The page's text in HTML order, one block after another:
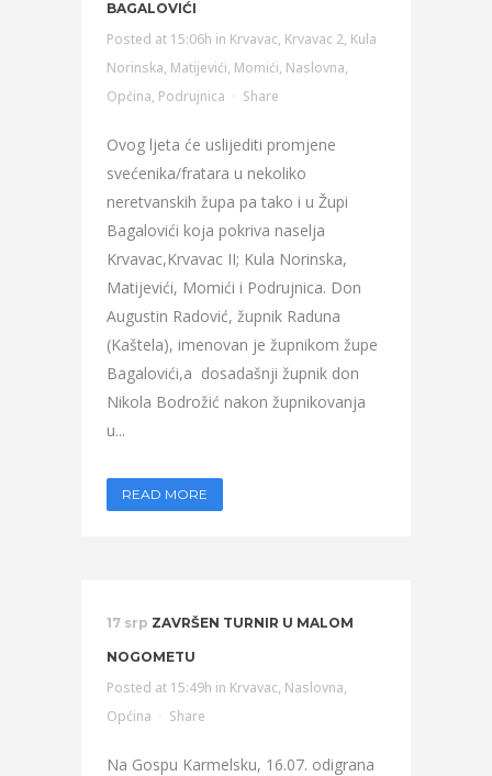
BAGALOVIĆI
Posted at 15:06h in Krvavac, Krvavac 2, Kula
Norinska, Matijevići, Momići, Naslovna,
Općina, Podrujnica Share
Ovog ljeta će uslijediti promjene
svećenika/fratara u nekoliko
neretvanskih župa pa tako i u Župi
Bagalovići koja pokriva naselja
Krvavac,Krvavac II; Kula Norinska,
Matijevići, Momići i Podrujnica. Don
Augustin Radović, župnik Raduna
(Kaštela), imenovan je župnikom župe
Bagalovići,a dosadašnji župnik don
Nikola Bodrožić nakon župnikovanja
u...
READ MORE
17 srp ZAVRŠEN TURNIR U MALOM
NOGOMETU
Posted at 15:49h in Krvavac, Naslovna,
Općina
Share
Na Gospu Karmelsku, 16.07. odigrana